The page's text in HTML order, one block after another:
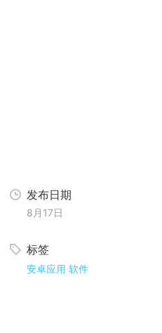
发布日期
8月17日
标签
安卓应用 软件